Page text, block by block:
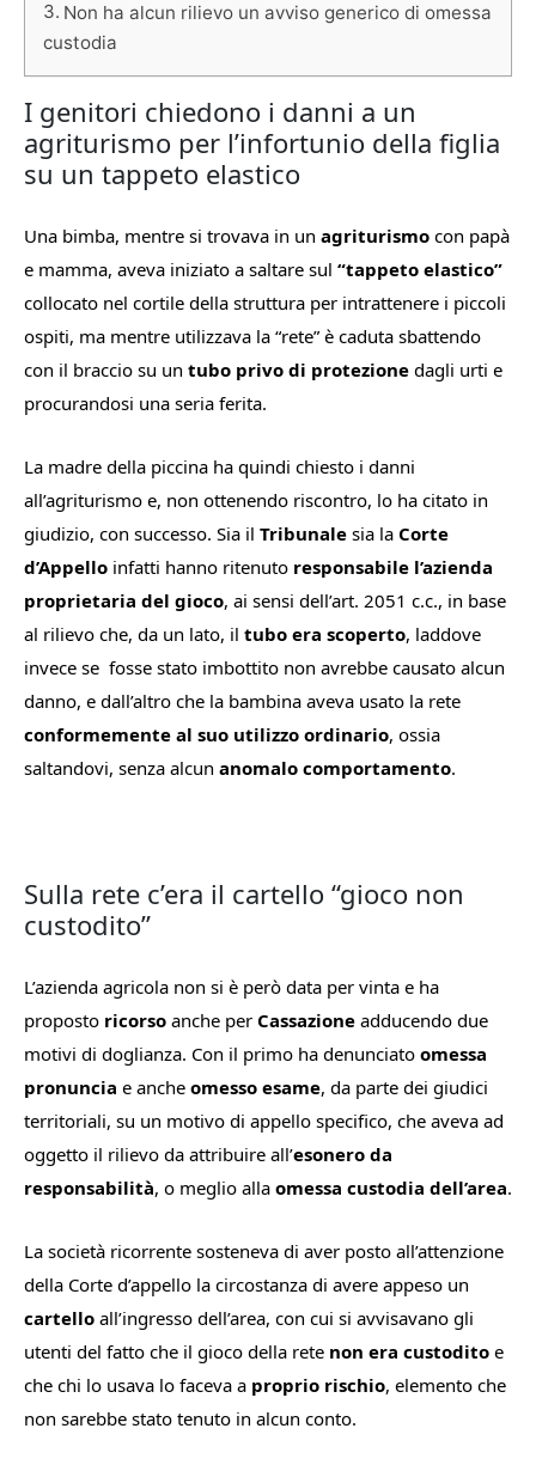
Non ha alcun rilievo un avviso generico di omessa
custodia
I genitori chiedono i danni a un
agriturismo per l’infortunio della figlia
su un tappeto elastico
Una bimba, mentre si trovava in un agriturismo con papà
e mamma, aveva iniziato a saltare sul “tappeto elastico”
collocato nel cortile della struttura per intrattenere i piccoli
ospiti, ma mentre utilizzava la “rete” è caduta sbattendo
con il braccio su un tubo privo di protezione dagli urti e
procurandosi una seria ferita.
La madre della piccina ha quindi chiesto i danni
all’agriturismo e, non ottenendo riscontro, lo ha citato in
giudizio, con successo. Sia il Tribunale sia la Corte
d’Appello infatti hanno ritenuto responsabile l’azienda
proprietaria del gioco, ai sensi dell’art. 2051 c.c., in base
al rilievo che, da un lato, il tubo era scoperto, laddove
invece se fosse stato imbottito non avrebbe causato alcun
danno, e dall’altro che la bambina aveva usato la rete
conformemente al suo utilizzo ordinario, ossia
saltandovi, senza alcun anomalo comportamento.
Sulla rete c’era il cartello “gioco non
custodito”
L’azienda agricola non si è però data per vinta e ha
proposto ricorso anche per Cassazione adducendo due
motivi di doglianza. Con il primo ha denunciato omessa
pronuncia e anche omesso esame, da parte dei giudici
territoriali, su un motivo di appello specifico, che aveva ad
oggetto il rilievo da attribuire all’esonero da
responsabilità, o meglio alla omessa custodia dell’area.
La società ricorrente sosteneva di aver posto all’attenzione
della Corte d’appello la circostanza di avere appeso un
cartello all’ingresso dell’area, con cui si avvisavano gli
utenti del fatto che il gioco della rete non era custodito e
che chi lo usava lo faceva a proprio rischio, elemento che
non sarebbe stato tenuto in alcun conto.